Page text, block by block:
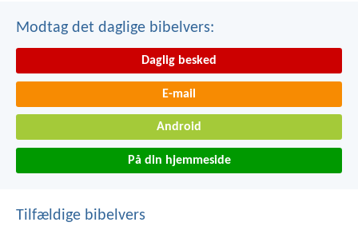
Modtag det daglige bibelvers:
Daglig besked
E-mail
Android
På din hjemmeside
Tilfældige bibelvers